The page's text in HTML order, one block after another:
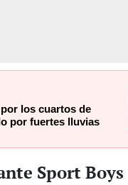
los cuartos de
por fuertes lluvias
Sport Boys